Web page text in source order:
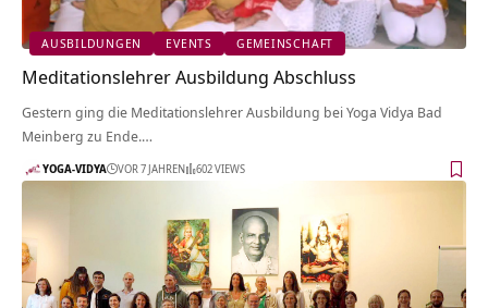
AUSBILDUNGEN EVENTS GEMEINSCHAFT
Meditationslehrer Ausbildung Abschluss
Gestern ging die Meditationslehrer Ausbildung bei Yoga Vidya Bad
Meinberg zu Ende.…
YOGA-VIDYA VOR 7 JAHREN 602 VIEWS